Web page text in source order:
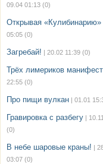
09.04 01:13 (0)
Открывая «Кулибинарию»
05:05 (0)
Загребай! | 20.02 11:39 (0)
Трёх лимериков манифест
22:55 (0)
Про пищи вулкан | 01.01
Гравировка с разбегу |
(0)
В небе шаровые краны! |
03:07 (0)